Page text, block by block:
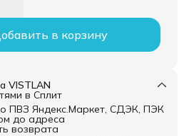
в корзину
VISTLAN
в Сплит
ПВЗ Яндекс.Маркет, СДЭК, ПЭК
до адреса
возврата